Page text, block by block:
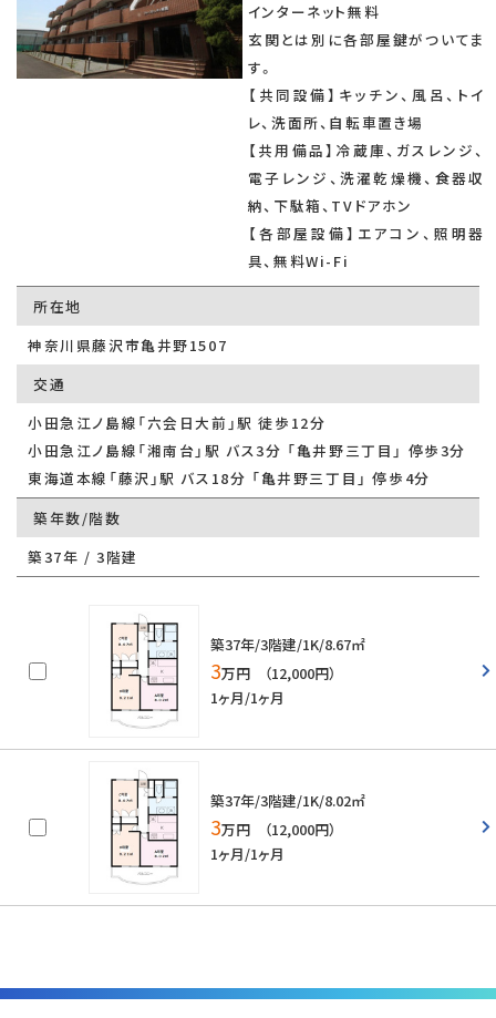
インターネット無料
玄関とは別に各部屋鍵がついてま
す。
【共同設備】キッチン、風呂、トイ
レ、洗面所、自転車置き場
【共用備品】冷蔵庫、ガスレンジ、
電子レンジ、洗濯乾燥機、食器収
納、下駄箱、TVドアホン
【各部屋設備】エアコン、照明器
具、無料Wi-Fi
所在地
神奈川県藤沢市亀井野1507
交通
小田急江ノ島線「六会日大前」駅 徒歩12分
小田急江ノ島線「湘南台」駅 バス3分 「亀井野三丁目」 停歩3分
東海道本線「藤沢」駅 バス18分 「亀井野三丁目」 停歩4分
築年数/階数
築37年 / 3階建
築37年/3階建/1K/8.67㎡
3万円 （12,000円）
1ヶ月/1ヶ月
築37年/3階建/1K/8.02㎡
3万円 （12,000円）
1ヶ月/1ヶ月